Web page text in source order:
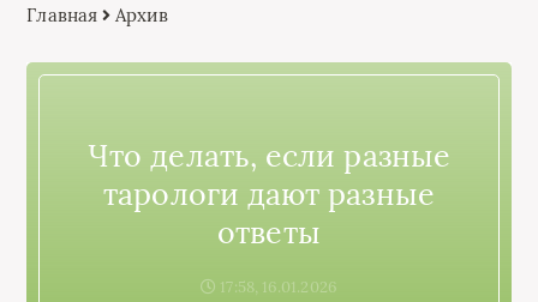
Главная Архив
Что делать, если разные
тарологи дают разные
ответы
17:58, 16.01.2026